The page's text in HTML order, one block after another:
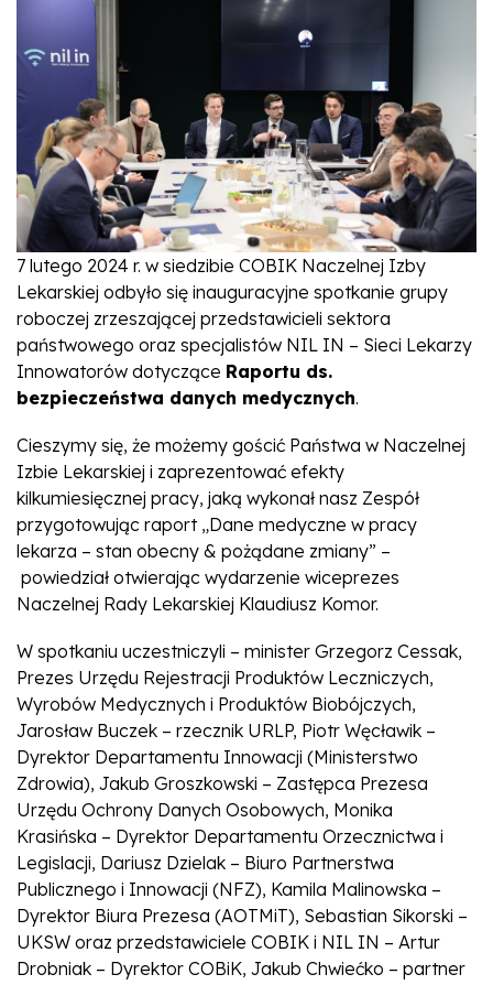
7 lutego 2024 r. w siedzibie COBIK Naczelnej Izby
Lekarskiej odbyło się inauguracyjne spotkanie grupy
roboczej zrzeszającej przedstawicieli sektora
państwowego oraz specjalistów NIL IN – Sieci Lekarzy
Innowatorów dotyczące Raportu ds.
bezpieczeństwa danych medycznych.
Cieszymy się, że możemy gościć Państwa w Naczelnej
Izbie Lekarskiej i zaprezentować efekty
kilkumiesięcznej pracy, jaką wykonał nasz Zespół
przygotowując raport „Dane medyczne w pracy
lekarza – stan obecny & pożądane zmiany” –
powiedział otwierając wydarzenie wiceprezes
Naczelnej Rady Lekarskiej Klaudiusz Komor.
W spotkaniu uczestniczyli – minister Grzegorz Cessak,
Prezes Urzędu Rejestracji Produktów Leczniczych,
Wyrobów Medycznych i Produktów Biobójczych,
Jarosław Buczek – rzecznik URLP, Piotr Węcławik –
Dyrektor Departamentu Innowacji (Ministerstwo
Zdrowia), Jakub Groszkowski – Zastępca Prezesa
Urzędu Ochrony Danych Osobowych, Monika
Krasińska – Dyrektor Departamentu Orzecznictwa i
Legislacji, Dariusz Dzielak – Biuro Partnerstwa
Publicznego i Innowacji (NFZ), Kamila Malinowska –
Dyrektor Biura Prezesa (AOTMiT), Sebastian Sikorski –
UKSW oraz przedstawiciele COBIK i NIL IN – Artur
Drobniak – Dyrektor COBiK, Jakub Chwiećko – partner